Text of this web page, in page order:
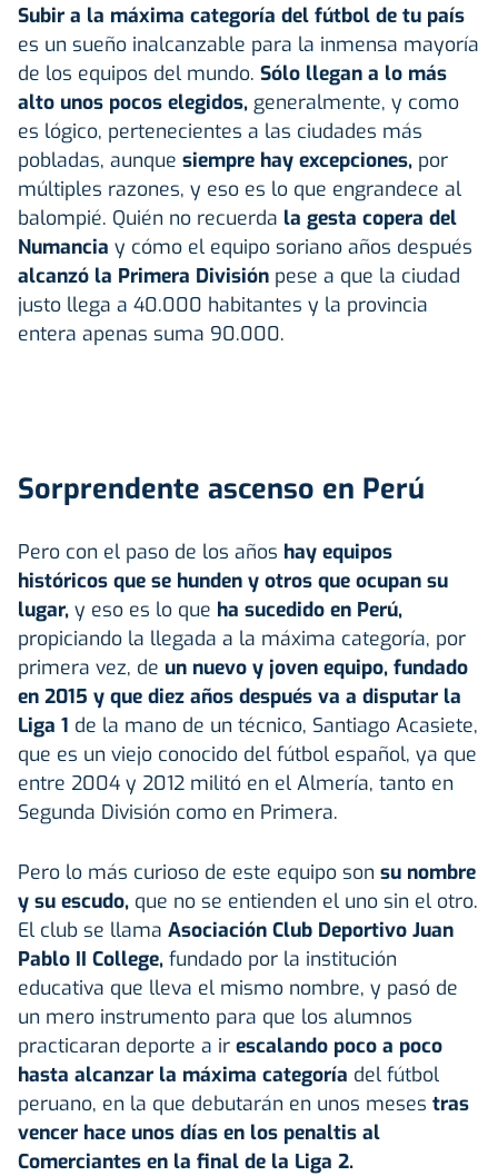
Subir a la máxima categoría del fútbol de tu país
es un sueño inalcanzable para la inmensa mayoría
de los equipos del mundo. Sólo llegan a lo más
alto unos pocos elegidos, generalmente, y como
es lógico, pertenecientes a las ciudades más
pobladas, aunque siempre hay excepciones, por
múltiples razones, y eso es lo que engrandece al
balompié. Quién no recuerda la gesta copera del
Numancia y cómo el equipo soriano años después
alcanzó la Primera División pese a que la ciudad
justo llega a 40.000 habitantes y la provincia
entera apenas suma 90.000.
Sorprendente ascenso en Perú
Pero con el paso de los años hay equipos
históricos que se hunden y otros que ocupan su
lugar, y eso es lo que ha sucedido en Perú,
propiciando la llegada a la máxima categoría, por
primera vez, de un nuevo y joven equipo, fundado
en 2015 y que diez años después va a disputar la
Liga 1 de la mano de un técnico, Santiago Acasiete,
que es un viejo conocido del fútbol español, ya que
entre 2004 y 2012 militó en el Almería, tanto en
Segunda División como en Primera.
Pero lo más curioso de este equipo son su nombre
y su escudo, que no se entienden el uno sin el otro.
El club se llama Asociación Club Deportivo Juan
Pablo II College, fundado por la institución
educativa que lleva el mismo nombre, y pasó de
un mero instrumento para que los alumnos
practicaran deporte a ir escalando poco a poco
hasta alcanzar la máxima categoría del fútbol
peruano, en la que debutarán en unos meses tras
vencer hace unos días en los penaltis al
Comerciantes en la final de la Liga 2.